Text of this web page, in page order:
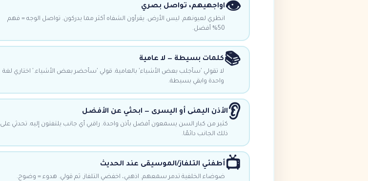
👁️اواجهيهم، تواصل بصري
انظري لعيونهم. ليس الأرض. يقرأون الشفاه أكثر مما يدركون. تواصل الوجه = فهم
50% أفضل.
📚كلمات بسيطة — لا عامية
لا تقولي 'سأجلب بعض الأشياء' بالعامية. قولي 'سأحضر بعض الأشياء.' اختاري لغة
واحدة وابقي بسيطة.
👂الأذن اليمنى أو اليسرى — ابحثي عن الأفضل
كثير من كبار السن يسمعون أفضل بأذن واحدة. راقبي أي جانب يلتفتون إليه. تحدثي على
ذلك الجانب دائمًا.
📺 أطفئي التلفاز/الموسيقى عند الحديث
ضوضاء الخلفية تدمر سمعهم. اذهبي، اخفضي التلفاز. ثم قولي. هدوء = وضوح.